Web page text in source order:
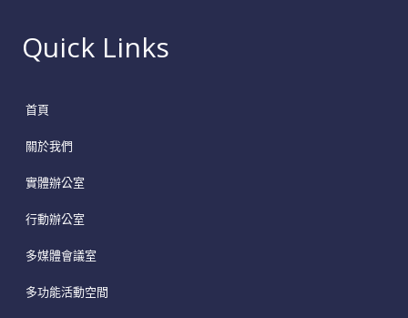
Quick Links
首頁
關於我們
實體辦公室
行動辦公室
多媒體會議室
多功能活動空間